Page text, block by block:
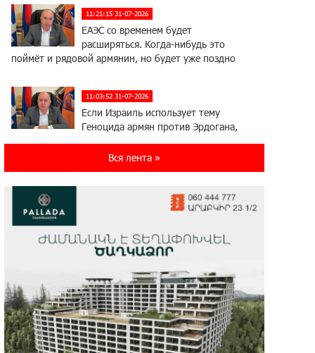
11:21:15 31-07-2026
ЕАЭС со временем будет
расширяться. Когда-нибудь это
поймёт и рядовой армянин, но будет уже поздно
11:03:52 31-07-2026
Если Израиль использует тему
Геноцида армян против Эрдогана,
ВТБ (Армения): вклад «Стабильный»
— до 10% годовых и оформление в
мобильном приложении
Платформа Rate.Trading на Seaside
Startup Summit: IDBank представил
инновационное решение
14:44:13 29-07-2026
Вся лента »